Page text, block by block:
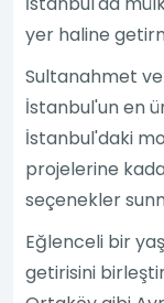
yer haline
Sultanahmet
İstanbul'un en
İstanbul'daki
projelerine
seçenekler
Eğlenceli bir
getirisini